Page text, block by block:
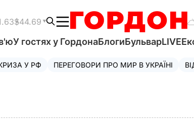
$44.69
У гостях у ГордонаБлогиБульварLIVE
У РФ ПЕРЕГОВОРИ ПРО МИР В УКРАЇНІ